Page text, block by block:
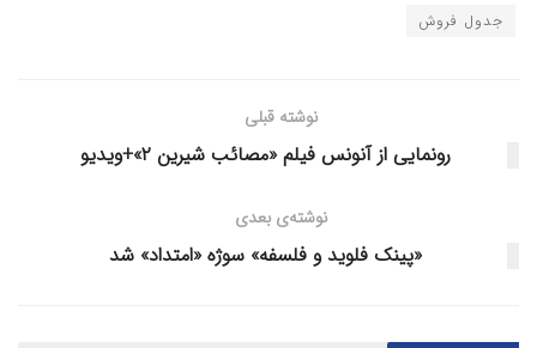
جدول فروش
نوشته قبلی
رونمایی از آنونس فیلم «مصائب شیرین ۲»+ویدیو
نوشته‌ی بعدی
«پینک فلوید و فلسفه» سوژه «امتداد» شد